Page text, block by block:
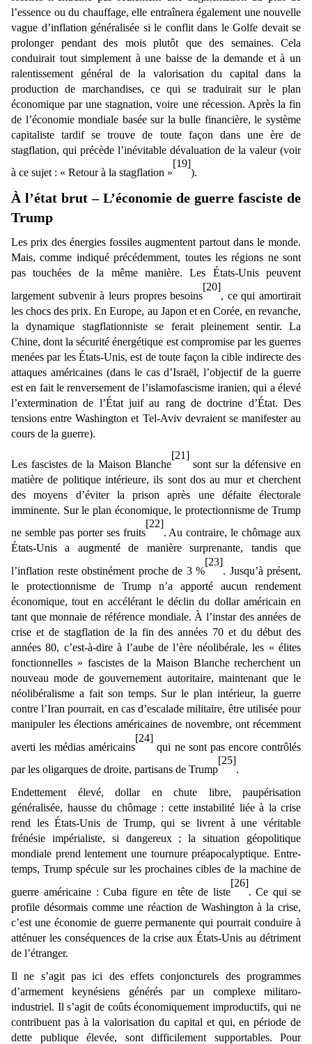
l’essence ou du chauffage, elle entraînera également une nouvelle
vague d’inflation généralisée si le conflit dans le Golfe devait se
prolonger pendant des mois plutôt que des semaines. Cela
conduirait tout simplement à une baisse de la demande et à un
ralentissement général de la valorisation du capital dans la
production de marchandises, ce qui se traduirait sur le plan
économique par une stagnation, voire une récession. Après la fin
de l’économie mondiale basée sur la bulle financière, le système
capitaliste tardif se trouve de toute façon dans une ère de
stagflation, qui précède l’inévitable dévaluation de la valeur (voir
à ce sujet : « Retour à la stagflation »
[19]
).
À l’état brut – L’économie de guerre fasciste de
Trump
Les prix des énergies fossiles augmentent partout dans le monde.
Mais, comme indiqué précédemment, toutes les régions ne sont
pas touchées de la même manière. Les États-Unis peuvent
largement subvenir à leurs propres besoins
[20]
, ce qui amortirait
les chocs des prix. En Europe, au Japon et en Corée, en revanche,
la dynamique stagflationniste se ferait pleinement sentir. La
Chine, dont la sécurité énergétique est compromise par les guerres
menées par les États-Unis, est de toute façon la cible indirecte des
attaques américaines (dans le cas d’Israël, l’objectif de la guerre
est en fait le renversement de l’islamofascisme iranien, qui a élevé
l’extermination de l’État juif au rang de doctrine d’État. Des
tensions entre Washington et Tel-Aviv devraient se manifester au
cours de la guerre).
Les fascistes de la Maison Blanche
[21]
sont sur la défensive en
matière de politique intérieure, ils sont dos au mur et cherchent
des moyens d’éviter la prison après une défaite électorale
imminente. Sur le plan économique, le protectionnisme de Trump
ne semble pas porter ses fruits
[22]
. Au contraire, le chômage aux
États-Unis a augmenté de manière surprenante, tandis que
l’inflation reste obstinément proche de 3 %
[23]
. Jusqu’à présent,
le protectionnisme de Trump n’a apporté aucun rendement
économique, tout en accélérant le déclin du dollar américain en
tant que monnaie de référence mondiale. À l’instar des années de
crise et de stagflation de la fin des années 70 et du début des
années 80, c’est-à-dire à l’aube de l’ère néolibérale, les « élites
fonctionnelles » fascistes de la Maison Blanche recherchent un
nouveau mode de gouvernement autoritaire, maintenant que le
néolibéralisme a fait son temps. Sur le plan intérieur, la guerre
contre l’Iran pourrait, en cas d’escalade militaire, être utilisée pour
manipuler les élections américaines de novembre, ont récemment
averti les médias américains
[24]
qui ne sont pas encore contrôlés
par les oligarques de droite, partisans de Trump
[25]
.
Endettement élevé, dollar en chute libre, paupérisation
généralisée, hausse du chômage : cette instabilité liée à la crise
rend les États-Unis de Trump, qui se livrent à une véritable
frénésie impérialiste, si dangereux ; la situation géopolitique
mondiale prend lentement une tournure préapocalyptique. Entre-
temps, Trump spécule sur les prochaines cibles de la machine de
guerre américaine : Cuba figure en tête de liste
[26]
. Ce qui se
profile désormais comme une réaction de Washington à la crise,
c’est une économie de guerre permanente qui pourrait conduire à
atténuer les conséquences de la crise aux États-Unis au détriment
de l’étranger.
Il ne s’agit pas ici des effets conjoncturels des programmes
d’armement keynésiens générés par un complexe militaro-
industriel. Il s’agit de coûts économiquement improductifs, qui ne
contribuent pas à la valorisation du capital et qui, en période de
dette publique élevée, sont difficilement supportables. Pour